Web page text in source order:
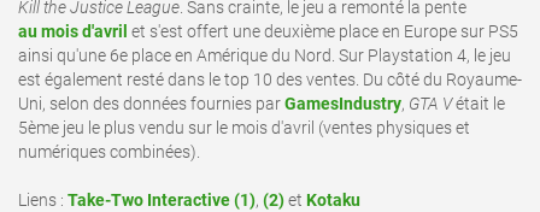
Kill the Justice League. Sans crainte, le jeu a remonté la pente
au mois d'avril et s'est offert une deuxième place en Europe sur PS5
ainsi qu'une 6e place en Amérique du Nord. Sur Playstation 4, le jeu
est également resté dans le top 10 des ventes. Du côté du Royaume-
Uni, selon des données fournies parGamesIndustry, GTA Vétait le
5ème jeu le plus vendu sur le mois d'avril (ventes physiques et
numériques combinées).
Liens : Take-Two Interactive (1), (2)et Kotaku